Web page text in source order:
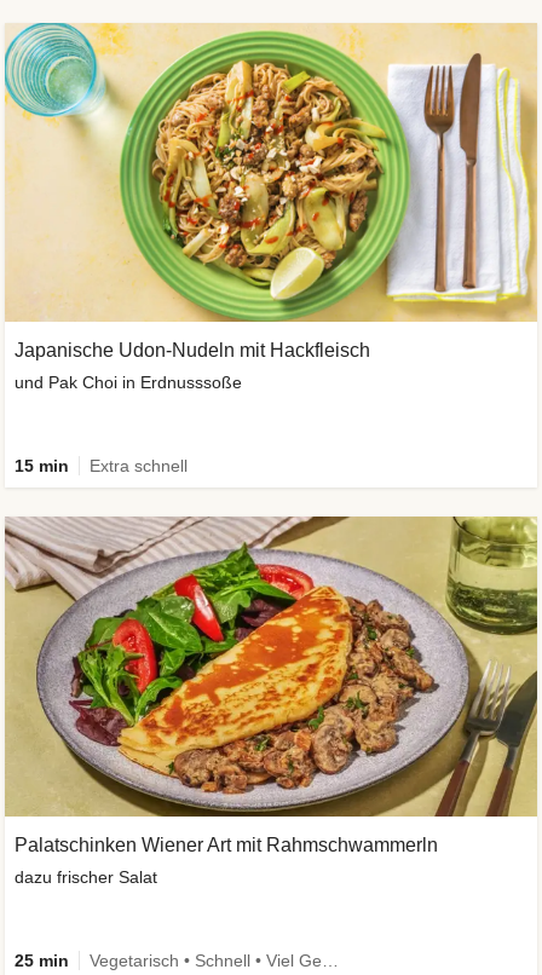
Japanische Udon-Nudeln mit Hackfleisch
und Pak Choi in Erdnusssoße
15 min Extra schnell
Palatschinken Wiener Art mit Rahmschwammerln
dazu frischer Salat
25 min